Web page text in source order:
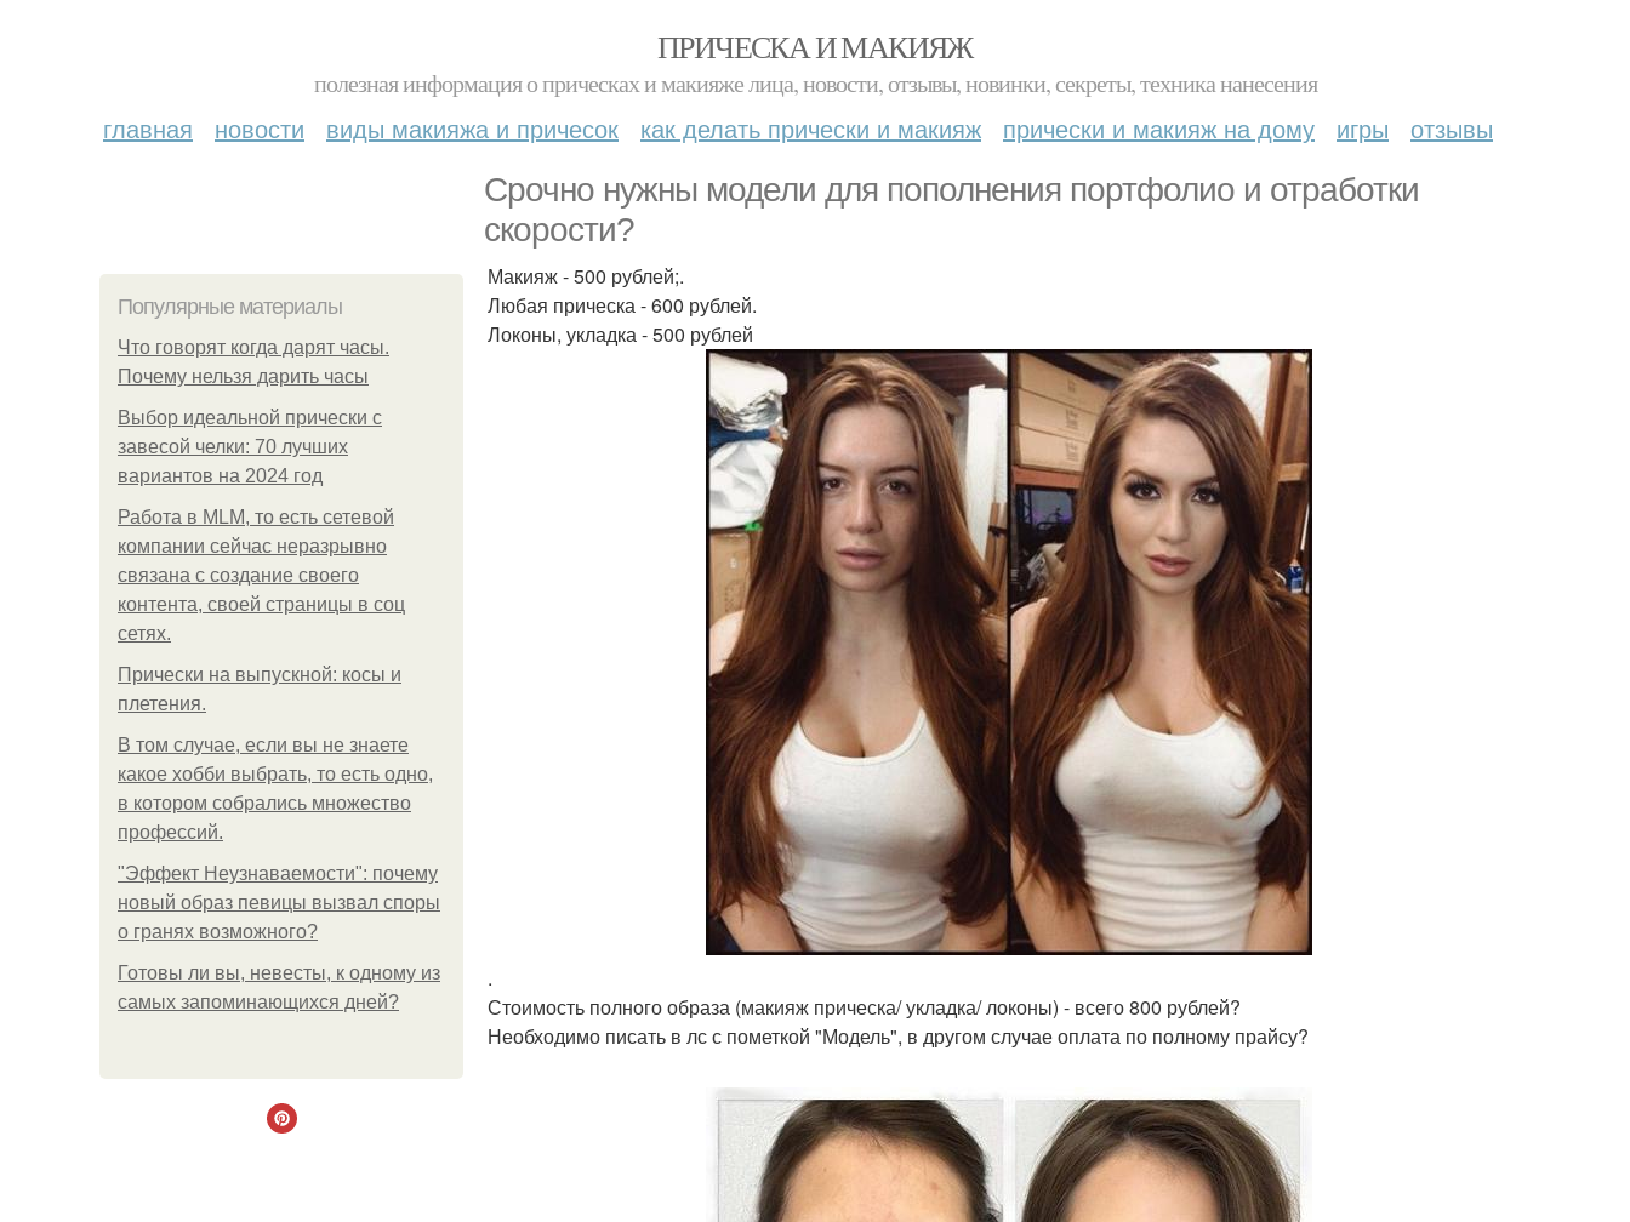
ПРИЧЕСКА И МАКИЯЖ
полезная информация о прическах и макияже лица, новости, отзывы, новинки, секреты, техника нанесения
главная новости виды макияжа и причесок как делать прически и макияж прически и макияж на дому игры отзывы
Срочно нужны модели для пополнения портфолио и отработки
скорости?
Популярные материалы
Что говорят когда дарят часы.
Почему нельзя дарить часы
Выбор идеальной прически с
завесой челки: 70 лучших
вариантов на 2024 год
Работа в MLM, то есть сетевой
компании сейчас неразрывно
связана с создание своего
контента, своей страницы в соц
сетях.
Прически на выпускной: косы и
плетения.
В том случае, если вы не знаете
какое хобби выбрать, то есть одно,
в котором собрались множество
профессий.
"Эффект Неузнаваемости": почему
новый образ певицы вызвал споры
о гранях возможного?
Готовы ли вы, невесты, к одному из
самых запоминающихся дней?
Макияж - 500 рублей;.
Любая прическа - 600 рублей.
Локоны, укладка - 500 рублей
.
Стоимость полного образа (макияж прическа/ укладка/ локоны) - всего 800 рублей?
Необходимо писать в лс с пометкой "Модель", в другом случае оплата по полному прайсу?